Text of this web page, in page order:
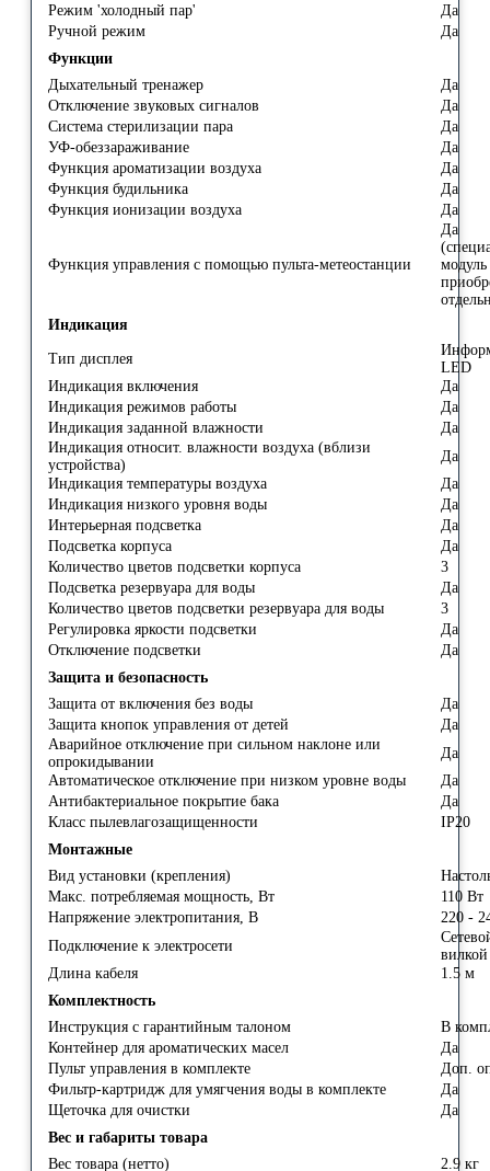
Режим 'холодный пар'
Да
Ручной режим
Да
Функции
Дыхательный тренажер
Да
Отключение звуковых сигналов
Да
Система стерилизации пара
Да
УФ-обеззараживание
Да
Функция ароматизации воздуха
Да
Функция будильника
Да
Функция ионизации воздуха
Да
Функция управления с помощью пульта-метеостанции
Да
модуль
Индикация
Тип дисплея
LED
Индикация включения
Да
Индикация режимов работы
Да
Индикация заданной влажности
Да
Индикация относит. влажности воздуха (вблизи
устройства)
Да
Индикация температуры воздуха
Да
Индикация низкого уровня воды
Да
Интерьерная подсветка
Да
Подсветка корпуса
Да
Количество цветов подсветки корпуса
3
Подсветка резервуара для воды
Да
Количество цветов подсветки резервуара для воды
3
Регулировка яркости подсветки
Да
Отключение подсветки
Да
Защита и безопасность
Защита от включения без воды
Да
Защита кнопок управления от детей
Да
Аварийное отключение при сильном наклоне или
опрокидывании
Да
Автоматическое отключение при низком уровне воды
Да
Антибактериальное покрытие бака
Да
Класс пылевлагозащищенности
IP20
Монтажные
Вид установки (крепления)
Макс. потребляемая мощность, Вт
110 Вт
Напряжение электропитания, В
220 -
Подключение к электросети
Длина кабеля
1.5 м
Комплектность
Инструкция с гарантийным талоном
В
Контейнер для ароматических масел
Да
Пульт управления в комплекте
Доп.
Фильтр-картридж для умягчения воды в комплекте
Да
Щеточка для очистки
Да
Вес и габариты товара
Вес товара (нетто)
2.9 кг